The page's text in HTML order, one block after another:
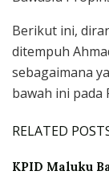
Berikut ini,
ditempuh
sebagaimana
bawah ini pada
RELATED
KPID Maluku